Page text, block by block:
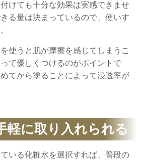
けても十分な効果は実感できませ
る量は決まっているので、使いす
使うと肌が摩擦を感じてしまうこ
て優しくつけるのがポイントで
てから塗ることによって浸透率が
軽に取り入れられる
いる化粧水を選択すれば、普段の